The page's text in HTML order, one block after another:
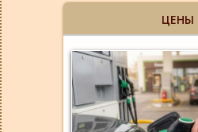
ЦЕНЫ